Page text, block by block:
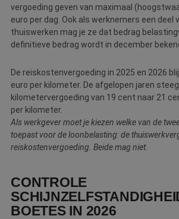
vergoeding geven van maximaal
euro per dag. Ook als werknemers een deel
thuiswerken mag je ze dat bedrag
definitieve bedrag wordt in december
De reiskostenvergoeding in 2025 en 2026
euro per kilometer. De afgelopen jaren
kilometervergoeding van 19 cent naar 21
per kilometer.
Als werkgever moet je kiezen welke van de
toepast voor de loonbelasting: de
reiskostenvergoeding. Beide mag niet.
CONTROLE
BOETES IN 2026